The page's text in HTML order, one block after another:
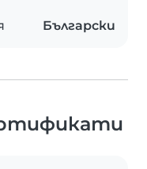
Български